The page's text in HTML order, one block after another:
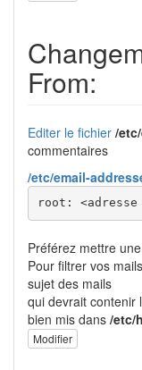
From:
Editer le fichier /
commentaires
/etc/email-
root: <
Préférez mettre
Pour filtrer vos
sujet des mails
qui devrait contenir
bien mis dans /etc/
Modifier